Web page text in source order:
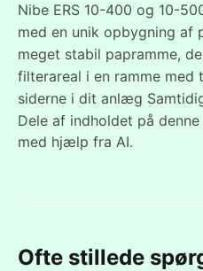
Nibe ERS 10-400 og 10-
med en unik opbygning af
meget stabil papramme,
filterareal i en ramme
siderne i dit anlæg
Dele af indholdet på
med hjælp fra AI.
Ofte stillede